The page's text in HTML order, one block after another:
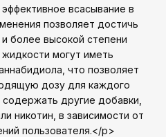
всасывание в
позволяет достичь
более высокой степени
могут иметь
что позволяет
дозу для каждого
другие добавки,
никотин, в зависимости от
пользователя.</p>